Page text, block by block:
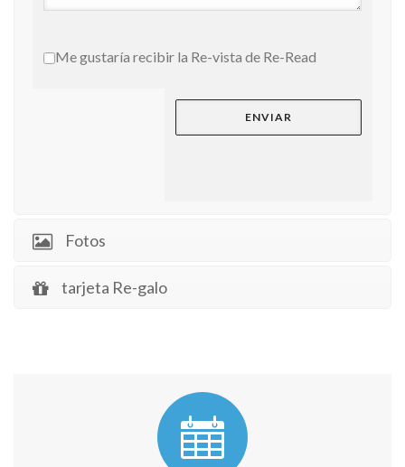
Me gustaría recibir la Re-vista de Re-Read
Fotos
tarjeta Re-galo